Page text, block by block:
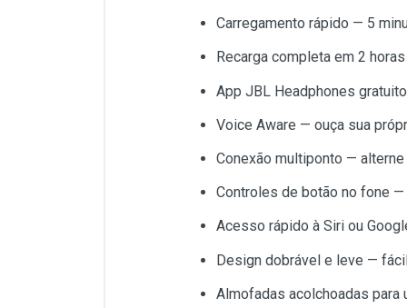
Carregamento rápido — 5
Recarga completa em 2
App JBL Headphones
Voice Aware — ouça sua
Conexão multiponto —
Controles de botão no fone
Acesso rápido à Siri ou
Design dobrável e leve —
Almofadas acolchoadas